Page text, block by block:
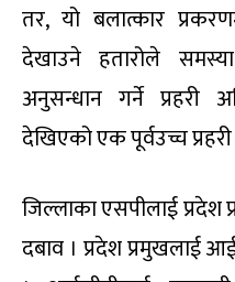
तर, यो बलात्कार
देखाउने हतारोले
अनुसन्धान गर्ने प्रहरी
देखिएको एक पूर्वउच्च
जिल्लाका एसपीलाई प्रदेश
दबाव । प्रदेश प्रमुखलाई